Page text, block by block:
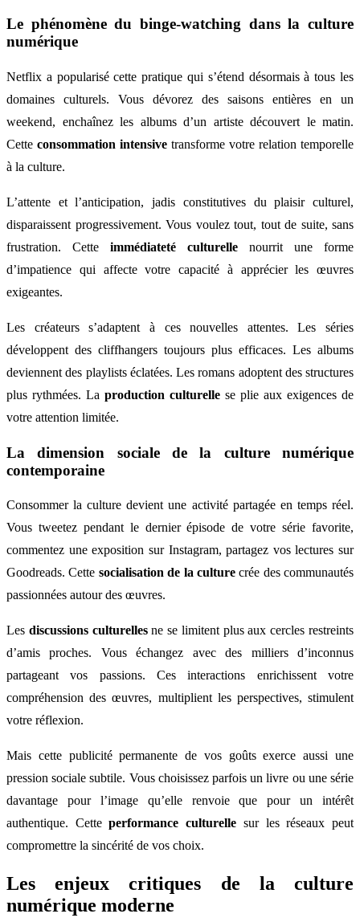
Le phénomène du binge-watching dans la culture
numérique
Netflix a popularisé cette pratique qui s’étend désormais à tous les
domaines culturels. Vous dévorez des saisons entières en un
weekend, enchaînez les albums d’un artiste découvert le matin.
Cette consommation intensive transforme votre relation temporelle
à la culture.
L’attente et l’anticipation, jadis constitutives du plaisir culturel,
disparaissent progressivement. Vous voulez tout, tout de suite, sans
frustration. Cette immédiateté culturelle nourrit une forme
d’impatience qui affecte votre capacité à apprécier les œuvres
exigeantes.
Les créateurs s’adaptent à ces nouvelles attentes. Les séries
développent des cliffhangers toujours plus efficaces. Les albums
deviennent des playlists éclatées. Les romans adoptent des structures
plus rythmées. La production culturelle se plie aux exigences de
votre attention limitée.
La dimension sociale de la culture numérique
contemporaine
Consommer la culture devient une activité partagée en temps réel.
Vous tweetez pendant le dernier épisode de votre série favorite,
commentez une exposition sur Instagram, partagez vos lectures sur
Goodreads. Cette socialisation de la culturecrée des communautés
passionnées autour des œuvres.
Les discussions culturellesne se limitent plus aux cercles restreints
d’amis proches. Vous échangez avec des milliers d’inconnus
partageant vos passions. Ces interactions enrichissent votre
compréhension des œuvres, multiplient les perspectives, stimulent
votre réflexion.
Mais cette publicité permanente de vos goûts exerce aussi une
pression sociale subtile. Vous choisissez parfois un livre ou une série
davantage pour l’image qu’elle renvoie que pour un intérêt
authentique. Cetteperformance culturelle sur les réseaux peut
compromettre la sincérité de vos choix.
Les enjeux critiques de la culture
numérique moderne